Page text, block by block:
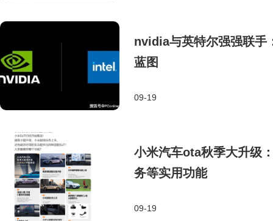
nvidia与英特尔强强联手
蓝图
09-19
小米汽车ota秋季大升级
务等实用功能
09-19